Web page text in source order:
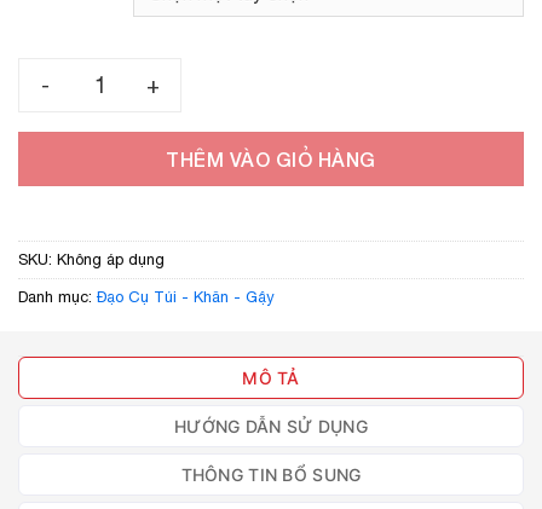
THÊM VÀO GIỎ HÀNG
SKU: Không áp dụng
Danh mục: Đạo Cụ Túi - Khăn - Gậy
MÔ TẢ
HƯỚNG DẪN SỬ DỤNG
THÔNG TIN BỔ SUNG